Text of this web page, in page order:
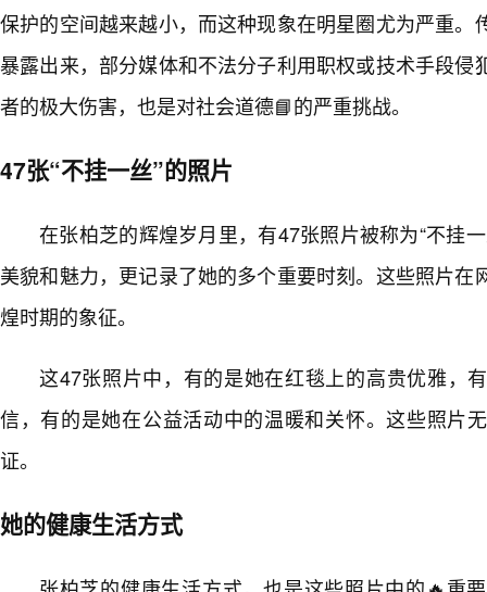
保护的空间越来越小，而这种现象在明星圈尤为严重。
暴露出来，部分媒体和不法分子利用职权或技术手段侵
者的极大伤害，也是对社会道德📘的严重挑战。
47张“不挂一丝”的照片
在张柏芝的辉煌岁月里，有47张照片被称为“不挂
美貌和魅力，更记录了她的多个重要时刻。这些照片在
煌时期的象征。
这47张照片中，有的是她在红毯上的高贵优雅，
信，有的是她在公益活动中的温暖和关怀。这些照片
证。
她的健康生活方式